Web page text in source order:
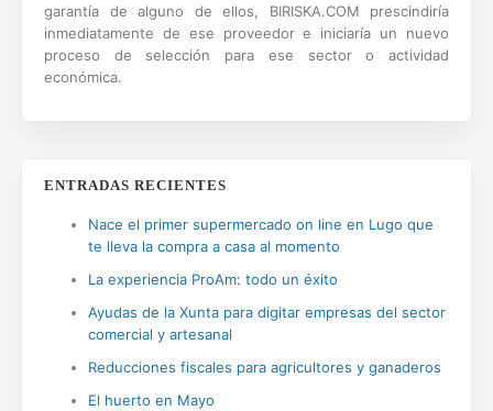
garantía de alguno de ellos, BIRISKA.COM prescindiría
inmediatamente de ese proveedor e iniciaría un nuevo
proceso de selección para ese sector o actividad
económica.
ENTRADAS RECIENTES
Nace el primer supermercado on line en Lugo que
te lleva la compra a casa al momento
La experiencia ProAm: todo un éxito
Ayudas de la Xunta para digitar empresas del sector
comercial y artesanal
Reducciones fiscales para agricultores y ganaderos
El huerto en Mayo